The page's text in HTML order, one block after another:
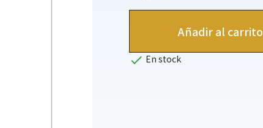
Añadir al carrito
 En stock